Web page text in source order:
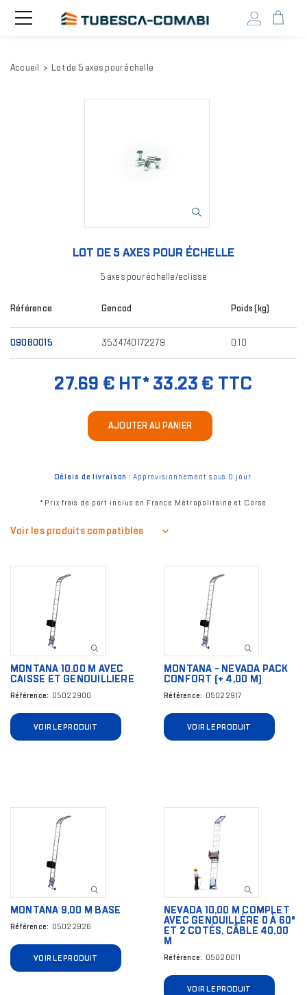
Aller
Toggle
navigation
Accueil Lot de 5 axes pour échelle
LOT DE 5 AXES POUR ÉCHELLE
5 axes pour échelle/eclisse
Référence Gencod Poids (kg)
09080015 3534740172279 0.10
27.69 € HT*33.23 € TTC
AJOUTER AU PANIER
Délais de livraison : Approvisionnement sous 0 jour.
* Prix frais de port inclus en France Métropolitaine et Corse
Voir les produits compatibles
MONTANA 10.00 M AVEC
CAISSE ET GENOUILLIERE
Référence 05022900
VOIR LE PRODUIT
MONTANA - NEVADA PACK
CONFORT (+ 4,00 M)
Référence 05022917
VOIR LE PRODUIT
MONTANA 9,00 M BASE
Référence 05022926
VOIR LE PRODUIT
NEVADA 10,00 M COMPLET
AVEC GENOUILLÈRE 0 À 60°
ET 2 COTÉS, CÂBLE 40,00
M
Référence 05020011
VOIR LE PRODUIT